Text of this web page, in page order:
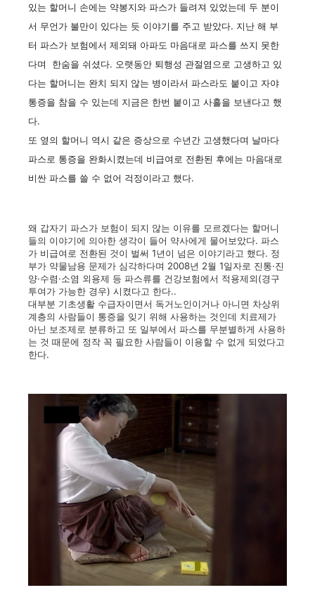
있는 할머니 손에는 약봉지와 파스가 들려져 있었는데 두 분이
서 무언가 불만이 있다는 듯 이야기를 주고 받았다. 지난 해 부
터 파스가 보험에서 제외돼 아파도 마음대로 파스를 쓰지 못한
다며 한숨을 쉬셨다. 오랫동안 퇴행성 관절염으로 고생하고 있
다는 할머니는 완치 되지 않는 병이라서 파스라도 붙이고 자야
통증을 참을 수 있는데 지금은 한번 붙이고 사흘을 보낸다고 했
다.
또 옆의 할머니 역시 같은 증상으로 수년간 고생했다며 날마다
파스로 통증을 완화시켰는데 비급여로 전환된 후에는 마음대로
비싼 파스를 쓸 수 없어 걱정이라고 했다.
왜 갑자기 파스가 보험이 되지 않는 이유를 모르겠다는 할머니
들의 이야기에 의아한 생각이 들어 약사에게 물어보았다. 파스
가 비급여로 전환된 것이 벌써 1년이 넘은 이야기라고 했다. 정
부가 약물남용 문제가 심각하다며 2008년 2월 1일자로 진통·진
양·수렴·소염 외용제 등 파스류를 건강보험에서 적용제외(경구
투여가 가능한 경우) 시켰다고 한다..
대부분 기초생활 수급자이면서 독거노인이거나 아니면 차상위
계층의 사람들이 통증을 잊기 위해 사용하는 것인데 치료제가
아닌 보조제로 분류하고 또 일부에서 파스를 무분별하게 사용하
는 것 때문에 정작 꼭 필요한 사람들이 이용할 수 없게 되었다고
한다.